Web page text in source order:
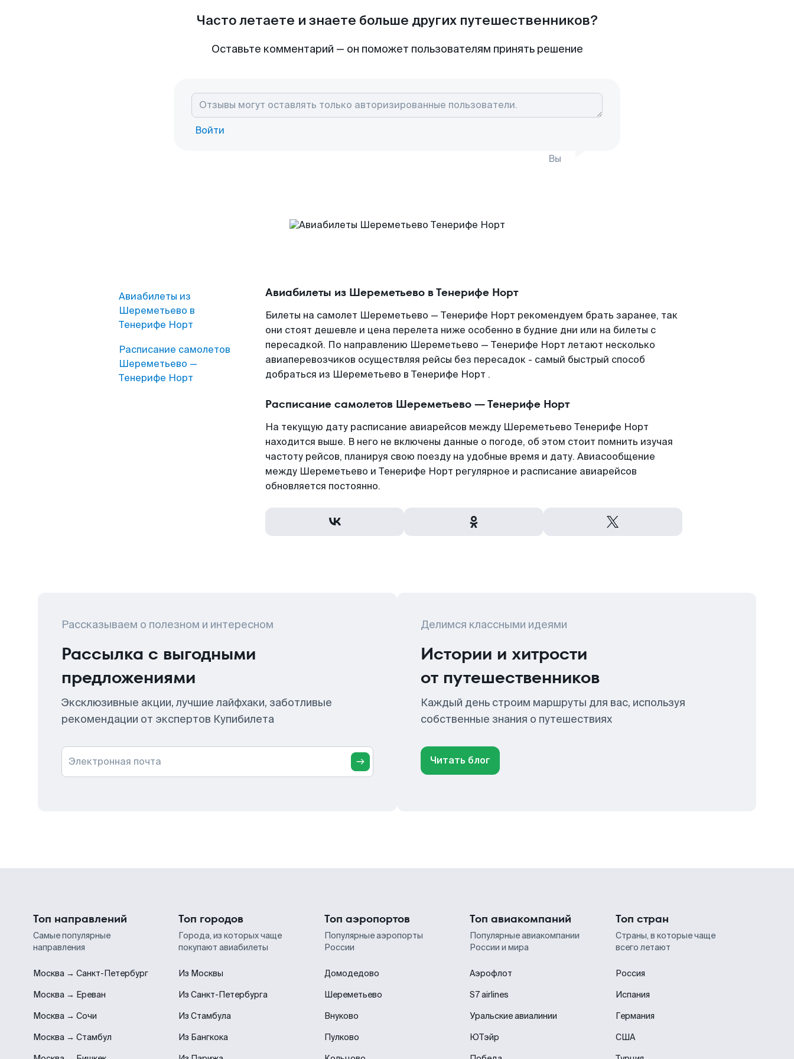
Часто летаете и знаете больше других путешественников?
Оставьте комментарий — он поможет пользователям принять решение
Войти
Вы
Авиабилеты из
Шереметьево в
Тенерифе Норт
Расписание самолетов
Шереметьево —
Тенерифе Норт
Авиабилеты из Шереметьево в Тенерифе Норт
Билеты на самолет Шереметьево — Тенерифе Норт рекомендуем брать заранее, так
они стоят дешевле и цена перелета ниже особенно в будние дни или на билеты с
пересадкой. По направлению Шереметьево — Тенерифе Норт летают несколько
авиаперевозчиков осуществляя рейсы без пересадок - самый быстрый способ
добраться из Шереметьево в Тенерифе Норт .
Расписание самолетов Шереметьево — Тенерифе Норт
На текущую дату расписание авиарейсов между Шереметьево Тенерифе Норт
находится выше. В него не включены данные о погоде, об этом стоит помнить изучая
частоту рейсов, планируя свою поезду на удобные время и дату. Авиасообщение
между Шереметьево и Тенерифе Норт регулярное и расписание авиарейсов
обновляется постоянно.
Рассказываем о полезном и интересном
Рассылка с выгодными
предложениями
Эксклюзивные акции, лучшие лайфхаки, заботливые
рекомендации от экспертов Купибилета
Электронная почта
Делимся классными идеями
Истории и хитрости
от путешественников
Каждый день строим маршруты для вас, используя
собственные знания о путешествиях
Читать блог
Топ направлений
Самые популярные
направления
Москва → Санкт-Петербург
Москва → Ереван
Москва → Сочи
Москва → Стамбул
Топ городов
Города, из которых чаще
покупают авиабилеты
Из Москвы
Из Санкт-Петербурга
Из Стамбула
Из Бангкока
Топ аэропортов
Популярные аэропорты
России
Домодедово
Шереметьево
Внуково
Пулково
Топ авиакомпаний
Популярные авиакомпании
России и мира
Аэрофлот
S7 airlines
Уральские авиалинии
ЮТэйр
Топ стран
Страны, в которые чаще
всего летают
Россия
Испания
Германия
США